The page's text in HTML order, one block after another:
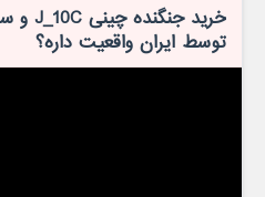
توسط ایران واقعیت داره؟